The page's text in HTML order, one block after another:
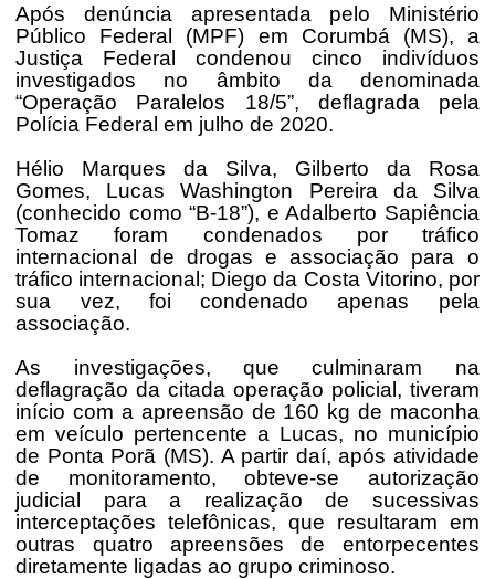
Após denúncia apresentada pelo Ministério
Público Federal (MPF) em Corumbá (MS), a
Justiça Federal condenou cinco indivíduos
investigados no âmbito da denominada
“Operação Paralelos 18/5”, deflagrada pela
Polícia Federal em julho de 2020.
Hélio Marques da Silva, Gilberto da Rosa
Gomes, Lucas Washington Pereira da Silva
(conhecido como “B-18”), e Adalberto Sapiência
Tomaz foram condenados por tráfico
internacional de drogas e associação para o
tráfico internacional; Diego da Costa Vitorino, por
sua vez, foi condenado apenas pela
associação.
As investigações, que culminaram na
deflagração da citada operação policial, tiveram
início com a apreensão de 160 kg de maconha
em veículo pertencente a Lucas, no município
de Ponta Porã (MS). A partir daí, após atividade
de monitoramento, obteve-se autorização
judicial para a realização de sucessivas
interceptações telefônicas, que resultaram em
outras quatro apreensões de entorpecentes
diretamente ligadas ao grupo criminoso.